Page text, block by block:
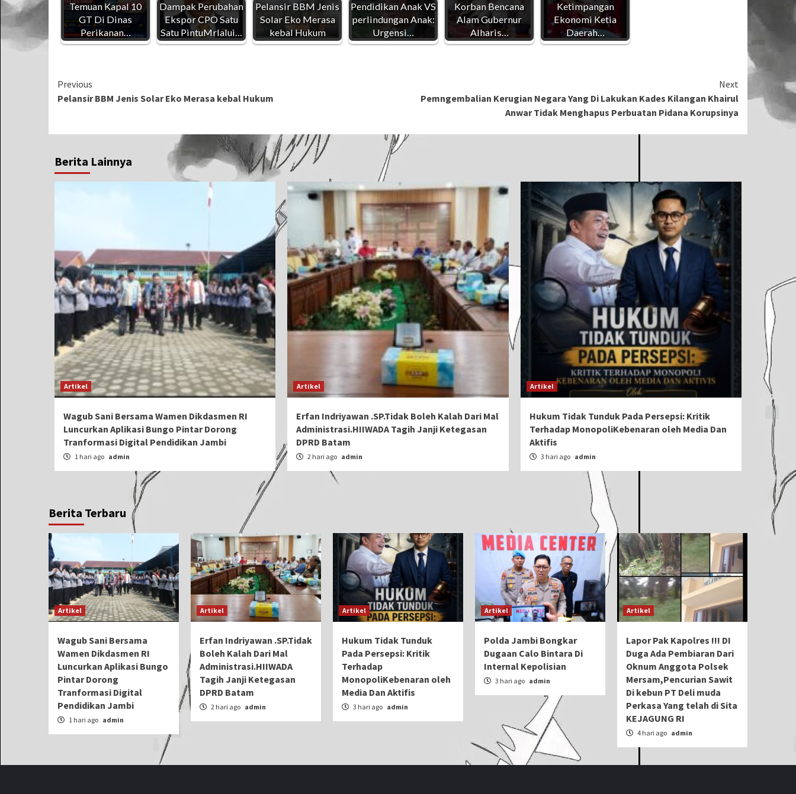
Temuan Kapal 10
GT Di Dinas
Perikanan…
Dampak Perubahan
Ekspor CPO Satu
Satu PintuMrlalui…
Pelansir BBM Jenis
Solar Eko Merasa
kebal Hukum
Pendidikan Anak VS
perlindungan Anak:
Urgensi…
Korban Bencana
Alam Gubernur
Alharis…
Ketimpangan
Ekonomi Ketia
Daerah…
Continue
Reading
Previous
Pelansir BBM Jenis Solar Eko Merasa kebal Hukum
Next
Pemngembalian Kerugian Negara Yang Di Lakukan Kades Kilangan Khairul
Anwar Tidak Menghapus Perbuatan Pidana Korupsinya
Berita Lainnya
Artikel
Wagub Sani Bersama Wamen Dikdasmen RI
Luncurkan Aplikasi Bungo Pintar Dorong
Tranformasi Digital Pendidikan Jambi
1 hari ago admin
Artikel
Erfan Indriyawan .SP.Tidak Boleh Kalah Dari Mal
Administrasi.HIIWADA Tagih Janji Ketegasan
DPRD Batam
2 hari ago admin
Artikel
Hukum Tidak Tunduk Pada Persepsi: Kritik
Terhadap MonopoliKebenaran oleh Media Dan
Aktifis
3 hari ago admin
Berita Terbaru
Artikel
Wagub Sani Bersama
Wamen Dikdasmen RI
Luncurkan Aplikasi Bungo
Pintar Dorong
Tranformasi Digital
Pendidikan Jambi
1 hari ago admin
Artikel
Erfan Indriyawan .SP.Tidak
Boleh Kalah Dari Mal
Administrasi.HIIWADA
Tagih Janji Ketegasan
DPRD Batam
2 hari ago admin
Artikel
Hukum Tidak Tunduk
Pada Persepsi: Kritik
Terhadap
MonopoliKebenaran oleh
Media Dan Aktifis
3 hari ago admin
Artikel
Polda Jambi Bongkar
Dugaan Calo Bintara Di
Internal Kepolisian
3 hari ago admin
Artikel
Lapor Pak Kapolres !!! DI
Duga Ada Pembiaran Dari
Oknum Anggota Polsek
Mersam,Pencurian Sawit
Di kebun PT Deli muda
Perkasa Yang telah di Sita
KEJAGUNG RI
4 hari ago admin